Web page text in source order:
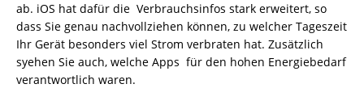
ab. iOS hat dafür die Verbrauchsinfos stark erweitert, so
dass Sie genau nachvollziehen können, zu welcher Tageszeit
Ihr Gerät besonders viel Strom verbraten hat. Zusätzlich
syehen Sie auch, welche Apps für den hohen Energiebedarf
verantwortlich waren.